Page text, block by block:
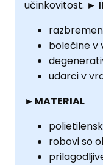
učinkovitost. ►
bolečine v
udarci v
►MATERIAL
robovi so